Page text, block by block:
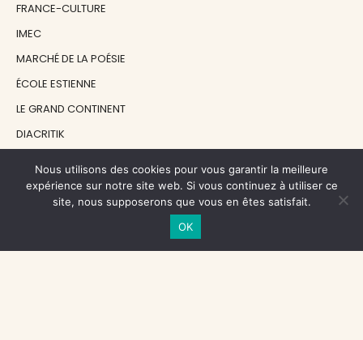
FRANCE-CULTURE
IMEC
MARCHÉ DE LA POÉSIE
ÉCOLE ESTIENNE
LE GRAND CONTINENT
DIACRITIK
NOS SOUTIENS
CENTRE NATIONAL DU LIVRE
Nous utilisons des cookies pour vous garantir la meilleure
expérience sur notre site web. Si vous continuez à utiliser ce
site, nous supposerons que vous en êtes satisfait.
OK